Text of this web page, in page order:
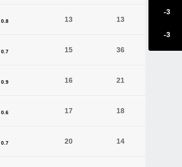
0.8
13 13
0.7
15 36
0.9
16 21
0.6
17 18
0.7
20 14
-3
-3